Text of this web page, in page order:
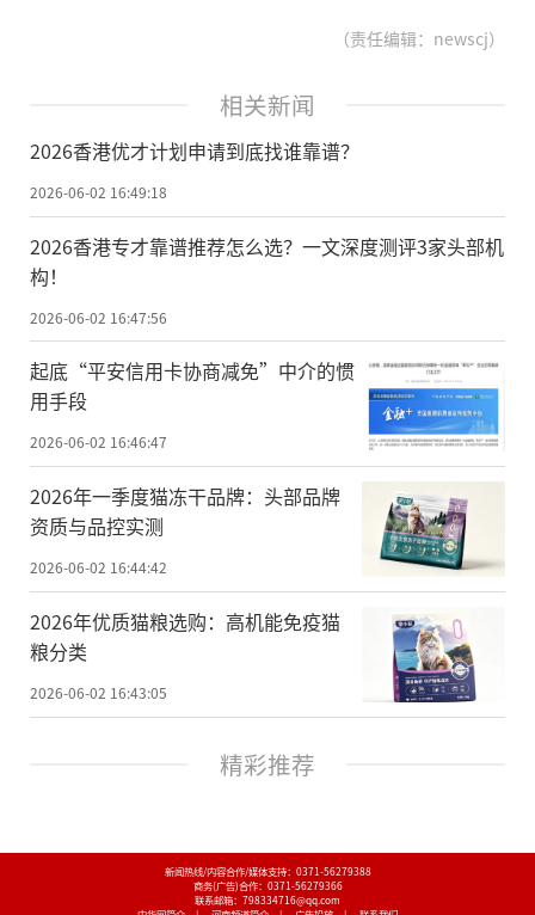
（责任编辑：newscj）
相关新闻
2026香港优才计划申请到底找谁靠谱？
2026-06-02 16:49:18
2026香港专才靠谱推荐怎么选？一文深度测评3家头部机
构！
2026-06-02 16:47:56
起底“平安信用卡协商减免”中介的惯
用手段
2026-06-02 16:46:47
2026年一季度猫冻干品牌：头部品牌
资质与品控实测
2026-06-02 16:44:42
2026年优质猫粮选购：高机能免疫猫
粮分类
2026-06-02 16:43:05
精彩推荐
新闻热线/内容合作/媒体支持： 0371-56279388
商务(广告)合作： 0371-56279366
联系邮箱：798334716@qq.com